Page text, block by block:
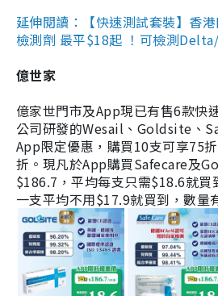
延伸閱讀：【快速測試套裝】香
檢測劑 最平$18起 ！可檢測
億世家
億家世門市及App現已有售6款快
公司研發的Wesail、Goldsite、
App限定優惠，購買10支可享75
折。現凡於App購買Safecare及
$186.7，平均每支只需$18.6就買
一支平均不用$17.9就買到，數量